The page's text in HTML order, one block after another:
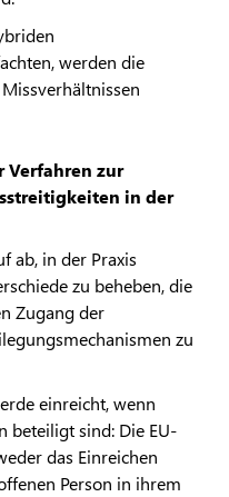
werden die
Verfahren zur
in der
ab, in der Praxis
zu beheben, die
Zugang der
zu
einreicht, wenn
beteiligt sind: Die EU-
das Einreichen
Person in ihrem